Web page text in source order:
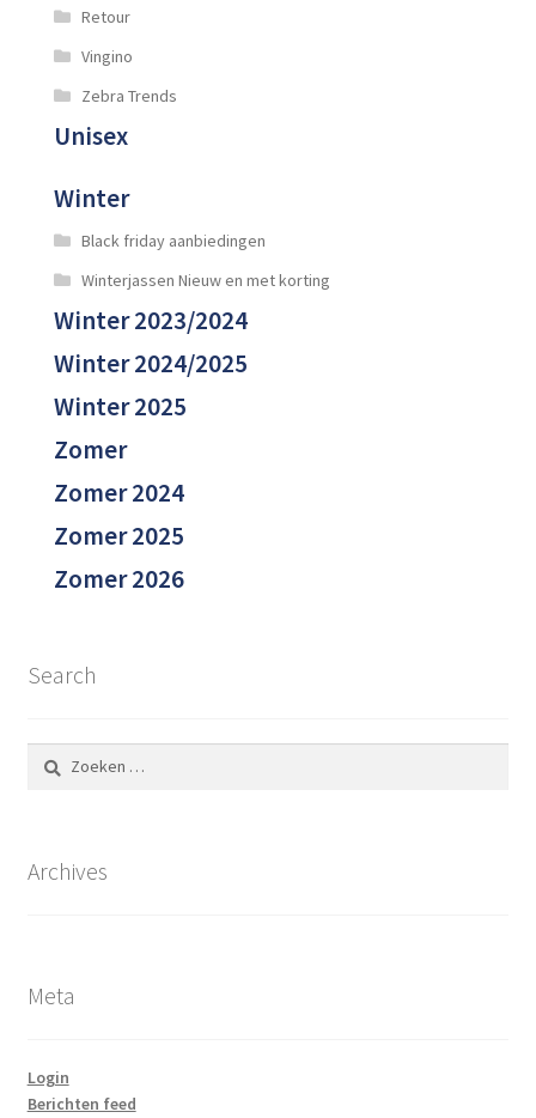
Retour
Vingino
Zebra Trends
Unisex
Winter
Black friday aanbiedingen
Winterjassen Nieuw en met korting
Winter 2023/2024
Winter 2024/2025
Winter 2025
Zomer
Zomer 2024
Zomer 2025
Zomer 2026
Search
naar:
Archives
Meta
Login
Berichten feed